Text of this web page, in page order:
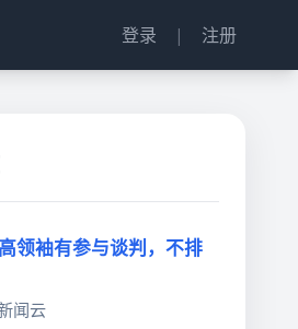
登录 | 注册
领袖有参与谈判，不排
闻云